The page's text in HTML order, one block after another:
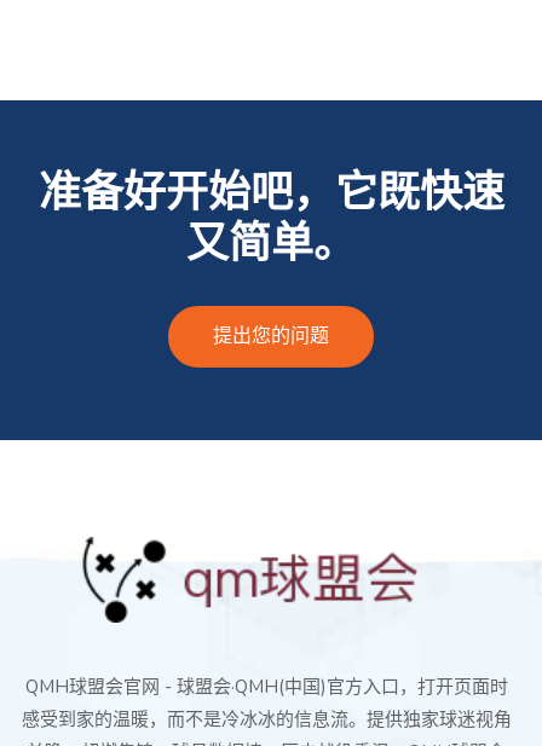
准备好开始吧，它既快速
又简单。
提出您的问题
QMH球盟会官网 - 球盟会·QMH(中国)官方入口，打开页面时
感受到家的温暖，而不是冷冰冰的信息流。提供独家球迷视角